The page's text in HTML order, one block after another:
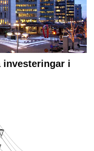
investeringar i